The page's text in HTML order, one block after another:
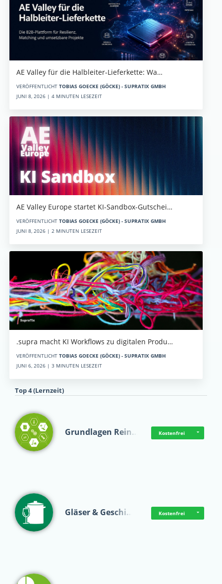
AE Valley für die Halbleiter-Lieferkette: Wa…
VERÖFFENTLICHT TOBIAS GOECKE (GÖCKE) - SUPRATIX GMBH
JUNI 8, 2026 | 4 MINUTEN LESEZEIT
AE Valley Europe startet KI-Sandbox-Gutschei…
VERÖFFENTLICHT TOBIAS GOECKE (GÖCKE) - SUPRATIX GMBH
JUNI 8, 2026 | 2 MINUTEN LESEZEIT
.supra macht KI Workflows zu digitalen Produ…
VERÖFFENTLICHT TOBIAS GOECKE (GÖCKE) - SUPRATIX GMBH
JUNI 6, 2026 | 3 MINUTEN LESEZEIT
Top 4 (Lernzeit)
Grundlagen Rein… Kostenfrei
Gläser & Geschi… Kostenfrei